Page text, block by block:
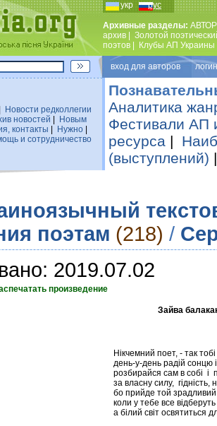
укр рус
Архивные разделы:
архив
Золотой
поэтов
Клубы АП Украины
вход для авторов
Новости редколлегии
новостей
Новым
контакты Нужно|
и сотрудничество
Аналитика
Фестивали АП
ресурса |
(выступлений)
поэтам (218) /
2019.07.02
произведение
Зайва
Нікчемний поет, - так
день-у-день радій сонцю
розбирайся сам в собі і
за власну силу, гідність,
бо прийде той зрадливий
коли у тебе все відберуть
а білий світ освятиться